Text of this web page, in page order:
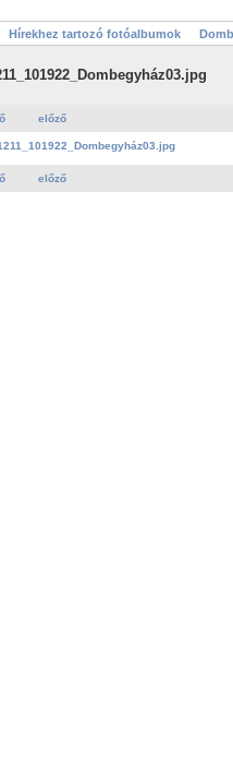
Hírekhez tartozó fotóalbumok
előző
előző